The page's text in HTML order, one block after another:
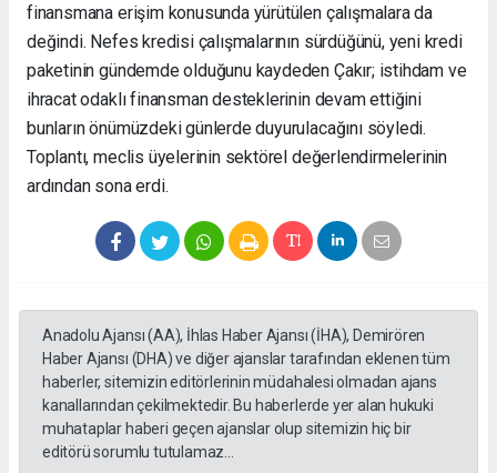
finansmana erişim konusunda yürütülen çalışmalara da
değindi. Nefes kredisi çalışmalarının sürdüğünü, yeni kredi
paketinin gündemde olduğunu kaydeden Çakır; istihdam ve
ihracat odaklı finansman desteklerinin devam ettiğini
bunların önümüzdeki günlerde duyurulacağını söyledi.
Toplantı, meclis üyelerinin sektörel değerlendirmelerinin
ardından sona erdi.
Anadolu Ajansı (AA), İhlas Haber Ajansı (İHA), Demirören
Haber Ajansı (DHA) ve diğer ajanslar tarafından eklenen tüm
haberler, sitemizin editörlerinin müdahalesi olmadan ajans
kanallarından çekilmektedir. Bu haberlerde yer alan hukuki
muhataplar haberi geçen ajanslar olup sitemizin hiç bir
editörü sorumlu tutulamaz...